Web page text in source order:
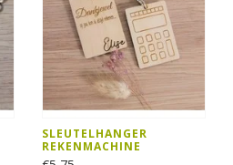
SLEUTELHANGER
REKENMACHINE